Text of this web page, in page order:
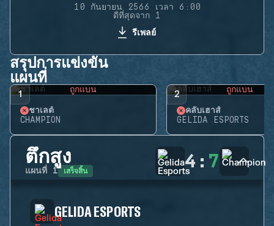
10 กันยายน 2566 เวลา 6:00
ดีที่สุดจาก 1
รีเพลย์
สรุปการแข่งขัน
แผนที่
1 ถูกแบน
ชาเลต์
CHAMPION
2 ถูกแบน
คลับเฮาส์
GELIDA ESPORTS
ตึกสูง
แผนที่ 1 เสร็จสิ้น 4 : 7
GELIDA ESPORTS